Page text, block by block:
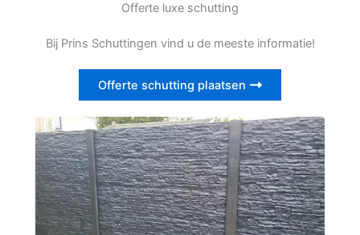
Offerte luxe schutting
Bij Prins Schuttingen vind u de meeste informatie!
Offerte schutting plaatsen